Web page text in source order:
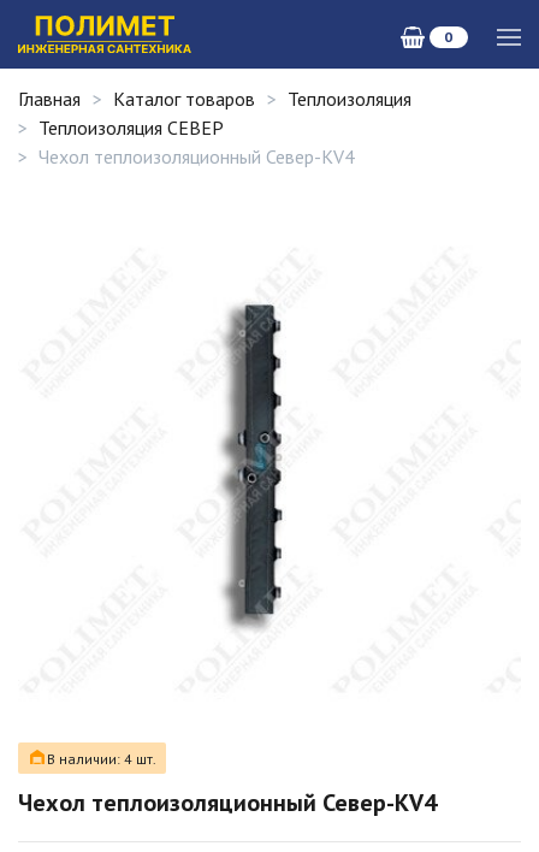
0
Главная Каталог товаров
Теплоизоляция
Теплоизоляция СЕВЕР
Чехол теплоизоляционный Север-КV4
В наличии: 4 шт.
Чехол теплоизоляционный Север-КV4